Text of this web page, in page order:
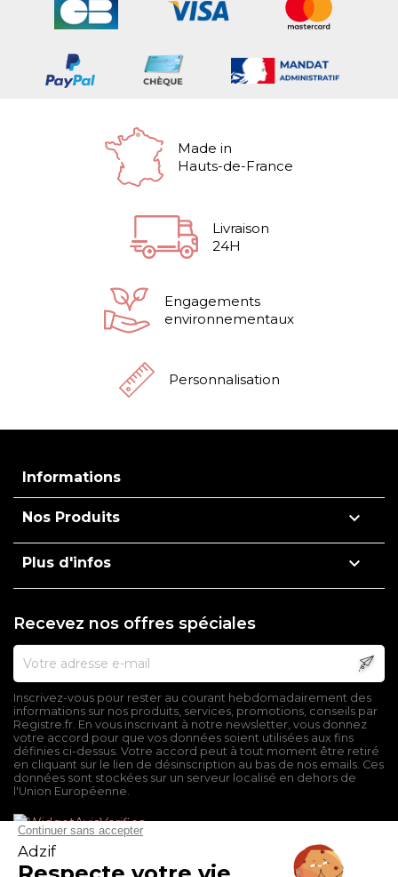
Made in
Hauts-de-France
Livraison
24H
Engagements
environnementaux
Personnalisation
Informations
Nos Produits 
Plus d'infos 
Recevez nos offres spéciales
Inscrivez-vous pour rester au courant hebdomadairement des
informations sur nos produits, services, promotions, conseils par
Registre.fr. En vous inscrivant à notre newsletter, vous donnez
votre accord pour que vos données soient utilisées aux fins
définies ci-dessus. Votre accord peut à tout moment être retiré
en cliquant sur le lien de désinscription au bas de nos emails. Ces
données sont stockées sur un serveur localisé en dehors de
l'Union Européenne.